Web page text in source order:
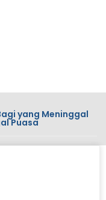
yang Meninggal
Puasa